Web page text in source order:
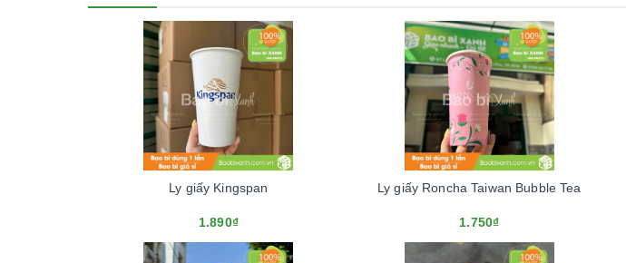
Ly giấy Kingspan
1.890₫
Ly giấy Roncha Taiwan Bubble Tea
1.750₫